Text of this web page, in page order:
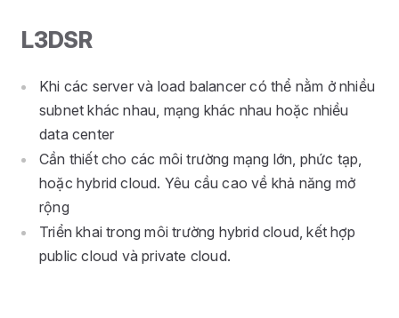
L3DSR
Khi các server và load balancer có thể nằm ở nhiều
subnet khác nhau, mạng khác nhau hoặc nhiều
data center
Cần thiết cho các môi trường mạng lớn, phức tạp,
hoặc hybrid cloud. Yêu cầu cao về khả năng mở
rộng
Triển khai trong môi trường hybrid cloud, kết hợp
public cloud và private cloud.